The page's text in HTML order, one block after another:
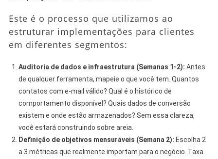
Este é o processo que utilizamos ao
estruturar implementações para clientes
em diferentes segmentos:
Auditoria de dados e infraestrutura (Semanas 1-2): Antes
de qualquer ferramenta, mapeie o que você tem. Quantos
contatos com e-mail válido? Qual é o histórico de
comportamento disponível? Quais dados de conversão
existem e onde estão armazenados? Sem essa clareza,
você estará construindo sobre areia.
Definição de objetivos mensuráveis (Semana 2): Escolha 2
a 3 métricas que realmente importam para o negócio. Taxa